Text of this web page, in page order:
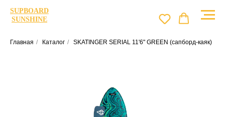
SUPBOARD
SUNSHINE
Главная / Каталог / SKATINGER SERIAL 11'6" GREEN (сапборд-каяк)